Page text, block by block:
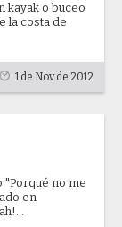
kayak o buceo
la costa de
1 de Nov de 2012
"Porqué no me
en